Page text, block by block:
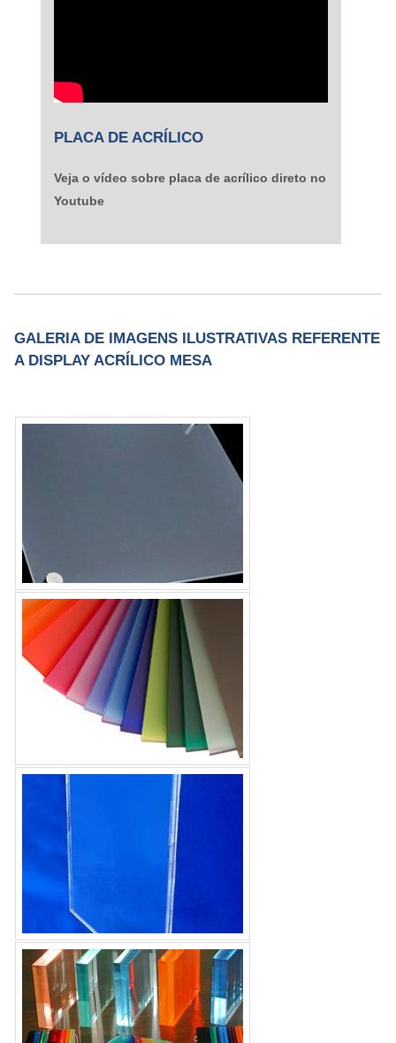
PLACA DE ACRÍLICO
Veja o vídeo sobre placa de acrílico direto no
Youtube
GALERIA DE IMAGENS ILUSTRATIVAS REFERENTE
A DISPLAY ACRÍLICO MESA